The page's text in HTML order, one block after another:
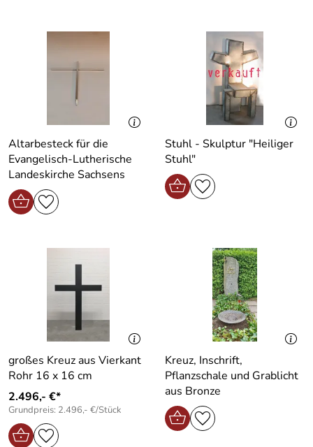
Altarbesteck für die
Evangelisch-Lutherische
Landeskirche Sachsens
Stuhl - Skulptur "Heiliger
Stuhl"
großes Kreuz aus Vierkant
Rohr 16 x 16 cm
2.496,- €*
Grundpreis: 2.496,- €/Stück
Kreuz, Inschrift,
Pflanzschale und Grablicht
aus Bronze